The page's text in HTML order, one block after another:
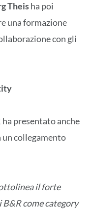
Theisha poi
una formazione
con gli
ha presentato anche
un collegamento
il forte
come category